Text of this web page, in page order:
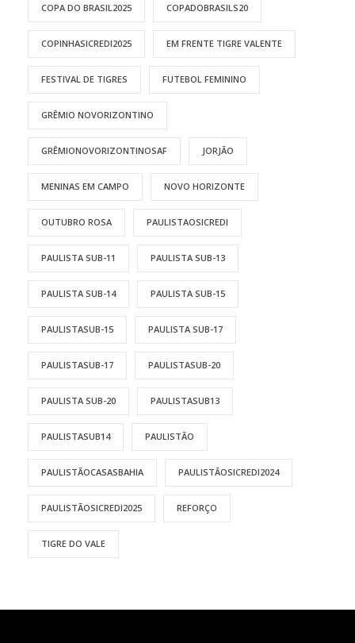
COPA DO BRASIL2025 COPADOBRASILS20
COPINHASICREDI2025 EM FRENTE TIGRE VALENTE
FESTIVAL DE TIGRES FUTEBOL FEMININO
GRÊMIO NOVORIZONTINO
GRÊMIONOVORIZONTINOSAF JORJÃO
MENINAS EM CAMPO NOVO HORIZONTE
OUTUBRO ROSA PAULISTAOSICREDI
PAULISTA SUB-11 PAULISTA SUB-13
PAULISTA SUB-14 PAULISTA SUB-15
PAULISTASUB-15 PAULISTA SUB-17
PAULISTASUB-17 PAULISTASUB-20
PAULISTA SUB-20 PAULISTASUB13
PAULISTASUB14 PAULISTÃO
PAULISTÃOCASASBAHIA PAULISTÃOSICREDI2024
PAULISTÃOSICREDI2025 REFORÇO
TIGRE DO VALE